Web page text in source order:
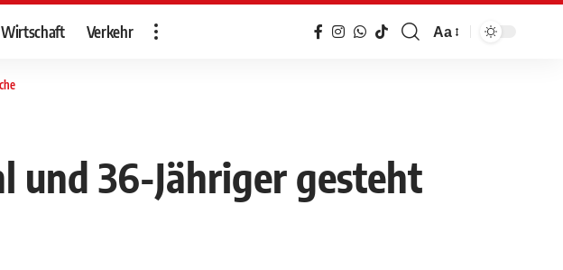
Wirtschaft Verkehr Aa
und 36-Jähriger gesteht